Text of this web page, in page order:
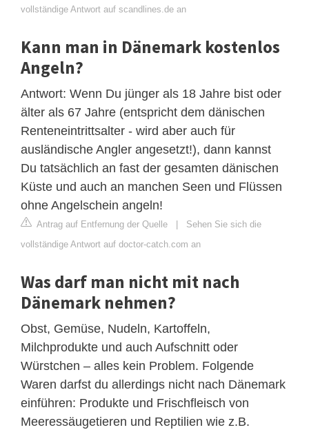
vollständige Antwort auf scandlines.de an
Kann man in Dänemark kostenlos
Angeln?
Antwort: Wenn Du jünger als 18 Jahre bist oder
älter als 67 Jahre (entspricht dem dänischen
Renteneintrittsalter - wird aber auch für
ausländische Angler angesetzt!), dann kannst
Du tatsächlich an fast der gesamten dänischen
Küste und auch an manchen Seen und Flüssen
ohne Angelschein angeln!
Antrag auf Entfernung der Quelle | Sehen Sie sich die
vollständige Antwort auf doctor-catch.com an
Was darf man nicht mit nach
Dänemark nehmen?
Obst, Gemüse, Nudeln, Kartoffeln,
Milchprodukte und auch Aufschnitt oder
Würstchen – alles kein Problem. Folgende
Waren darfst du allerdings nicht nach Dänemark
einführen: Produkte und Frischfleisch von
Meeressäugetieren und Reptilien wie z.B.